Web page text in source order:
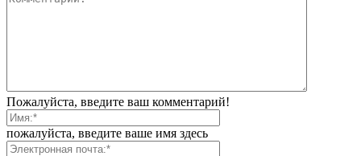
Пожалуйста, введите ваш комментарий!
пожалуйста, введите ваше имя здесь